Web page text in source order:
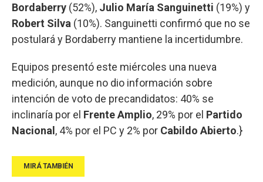
Bordaberry (52%), Julio María Sanguinetti (19%) y
Robert Silva (10%). Sanguinetti confirmó que no se
postulará y Bordaberry mantiene la incertidumbre.
Equipos presentó este miércoles una nueva
medición, aunque no dio información sobre
intención de voto de precandidatos: 40% se
inclinaría por el Frente Amplio, 29% por el Partido
Nacional , 4% por el PC y 2% por Cabildo Abierto.}